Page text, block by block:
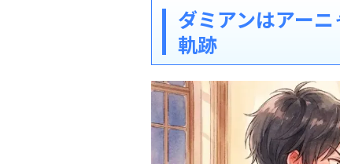
ダミアンはアー
軌跡